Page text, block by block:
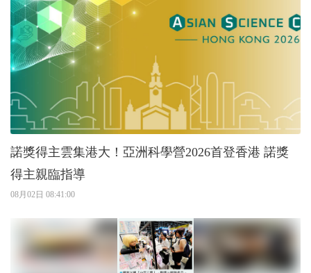
諾獎得主雲集港大！亞洲科學營2026首登香港 諾獎
得主親臨指導
08月02日 08:41:00